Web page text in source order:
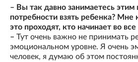
– Вы так давно занимаетесь этим
потребности взять ребенка? Мне
это проходят, кто начинает во все
– Тут очень важно не принимать
эмоциональном уровне. Я очень
человек, я думаю об этом